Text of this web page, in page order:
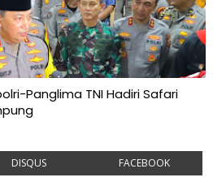
Panglima TNI Hadiri Safari
DISQUS FACEBOOK